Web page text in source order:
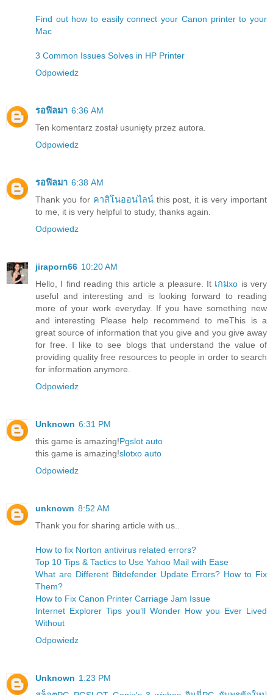
Find out how to easily connect your Canon printer to your
Mac
3 Common Issues Solves in HP Printer
Odpowiedz
รอฟิลมา 6:36 AM
Ten komentarz został usunięty przez autora.
Odpowiedz
รอฟิลมา 6:38 AM
Thank you for คาสิโนออนไลน์this post, it is very important
to me, it is very helpful to study, thanks again.
Odpowiedz
jiraporn66 10:20 AM
Hello, I find reading this article a pleasure. It เกมxo is very
useful and interesting and is looking forward to reading
more of your work everyday. If you have something new
and interesting Please help recommend to meThis is a
great source of information that you give and you give away
for free. I like to see blogs that understand the value of
providing quality free resources to people in order to search
for information anymore.
Odpowiedz
Unknown 6:31 PM
this game is amazing!Pgslot auto
this game is amazing!slotxo auto
Odpowiedz
unknown 8:52 AM
Thank you for sharing article with us..
How to fix Norton antivirus related errors?
Top 10 Tips & Tactics to Use Yahoo Mail with Ease
What are Different Bitdefender Update Errors? How to Fix
Them?
How to Fix Canon Printer Carriage Jam Issue
Internet Explorer Tips you’ll Wonder How you Ever Lived
Without
Odpowiedz
Unknown 1:23 PM